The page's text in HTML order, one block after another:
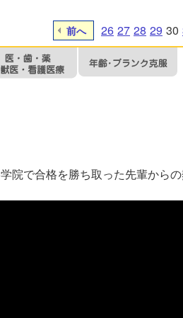
前へ 26 27 28 29 30
院で合格を勝ち取った先輩からの